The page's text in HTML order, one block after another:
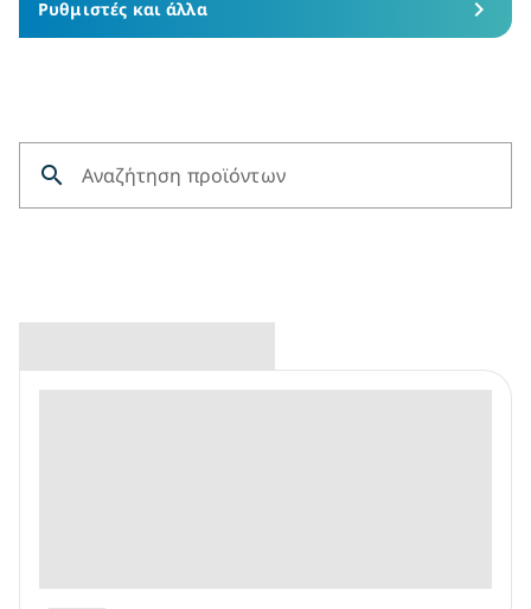
Ρυθμιστές και άλλα​ chevron_right
search Αναζήτηση προϊόντων